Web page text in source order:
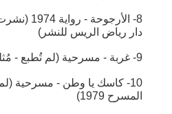
دار رياض الريس للنشر)
9- غربة - مسرحية (لم تُطبع - مُثلت على المسرح 1976 )
10- كاسك يا وطن - مسرحية
المسرح 1979)